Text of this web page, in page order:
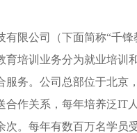
有限公司（下面简称“千
育培训业务分为就业培
服务。公司总部位于北京
合作关系，每年培养泛IT
次。每年有数百万名学